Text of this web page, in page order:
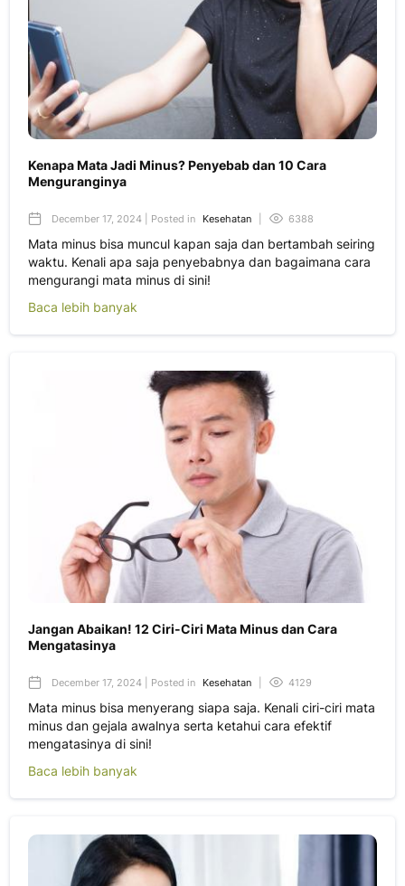
Kenapa Mata Jadi Minus? Penyebab dan 10 Cara
Menguranginya
December 17, 2024 | Posted in Kesehatan 6388
Mata minus bisa muncul kapan saja dan bertambah seiring
waktu. Kenali apa saja penyebabnya dan bagaimana cara
mengurangi mata minus di sini!
Baca lebih banyak
Jangan Abaikan! 12 Ciri-Ciri Mata Minus dan Cara
Mengatasinya
December 17, 2024 | Posted in Kesehatan 4129
Mata minus bisa menyerang siapa saja. Kenali ciri-ciri mata
minus dan gejala awalnya serta ketahui cara efektif
mengatasinya di sini!
Baca lebih banyak